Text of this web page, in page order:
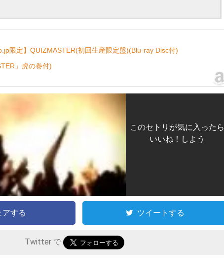
限定】QUIZMASTER(初回生産限定盤)(Blu-ray Disc付)
」虎の巻付)
このセトリが気に入ったら
いいね！しよう
アする ツイートする
Twitter で